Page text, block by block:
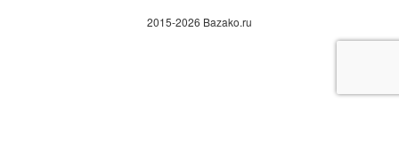
2015-2026 Bazako.ru